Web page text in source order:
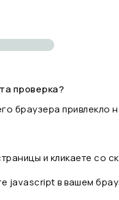
проверка?
браузера привлекло
и кликаете
javascript в вашем